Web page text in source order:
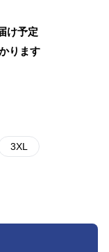
け予定
ります
3XL